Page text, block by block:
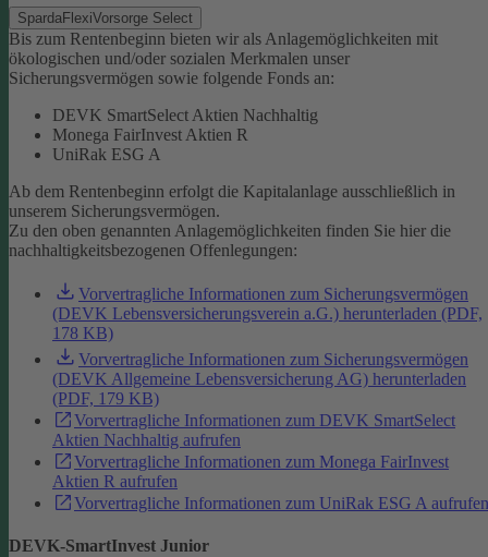
SpardaFlexiVorsorge Select
Bis zum Rentenbeginn bieten wir als Anlagemöglichkeiten mit
ökologischen und/oder sozialen Merkmalen unser
Sicherungsvermögen sowie folgende Fonds an:
DEVK SmartSelect Aktien Nachhaltig
Monega FairInvest Aktien R
UniRak ESG A
Ab dem Rentenbeginn erfolgt die Kapitalanlage ausschließlich in
unserem Sicherungsvermögen.
Zu den oben genannten Anlagemöglichkeiten finden Sie hier die
nachhaltigkeitsbezogenen Offenlegungen:
Vorvertragliche Informationen zum Sicherungsvermögen
(DEVK Lebensversicherungsverein a.G.) herunterladen (PDF,
178 KB)
Vorvertragliche Informationen zum Sicherungsvermögen
(DEVK Allgemeine Lebensversicherung AG) herunterladen
(PDF, 179 KB)
Vorvertragliche Informationen zum DEVK SmartSelect
Aktien Nachhaltig aufrufen
Vorvertragliche Informationen zum Monega FairInvest
Aktien R aufrufen
Vorvertragliche Informationen zum UniRak ESG A aufrufen
DEVK-SmartInvest Junior